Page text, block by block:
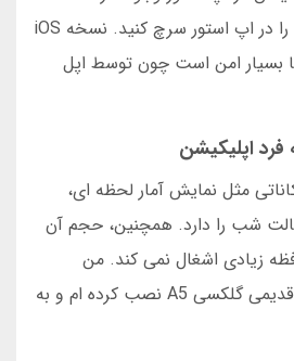
کافی است “Fan Duel” را در اپ استور سرچ کنید. نسخه iOS
بسیار امن است چون توسط اپل
اپلیکیشن
مثل نمایش آمار لحظه ای،
شب را دارد. همچنین، حجم آن
زیادی اشغال نمی کند. من
شخصاً اپ را در گوشی قدیمی گلکسی A5 نصب کرده ام و به